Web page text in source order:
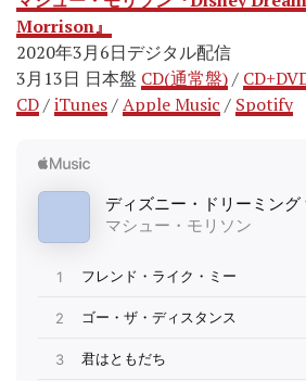
Morrison』
2020年3月6日デジタル配信
3月13日 日本盤 CD(通常盤)/
CD/iTunes/Apple Music / Spotify